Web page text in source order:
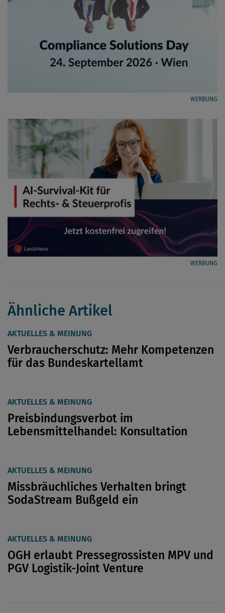
WERBUNG
WERBUNG
Ähnliche Artikel
AKTUELLES & MEINUNG
Verbraucherschutz: Mehr Kompetenzen
für das Bundeskartellamt
AKTUELLES & MEINUNG
Preisbindungsverbot im
Lebensmittelhandel: Konsultation
AKTUELLES & MEINUNG
Missbräuchliches Verhalten bringt
SodaStream Bußgeld ein
AKTUELLES & MEINUNG
OGH erlaubt Pressegrossisten MPV und
PGV Logistik-Joint Venture